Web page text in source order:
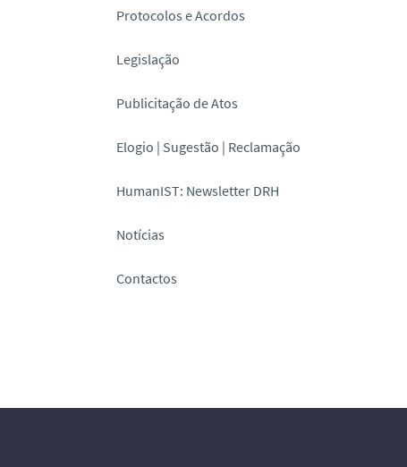
Protocolos e Acordos
Legislação
Publicitação de Atos
Elogio | Sugestão | Reclamação
HumanIST: Newsletter DRH
Notícias
Contactos